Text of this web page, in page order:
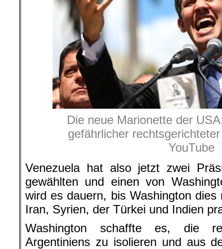
Die neue Marionette der
gefährlicher
YouTube
Venezuela hat also jetzt zwei
gewählten und einen von
wird es dauern, bis Washington
Iran, Syrien, der Türkei und Indien
Washington schaffte es, die
Argentiniens zu isolieren und aus